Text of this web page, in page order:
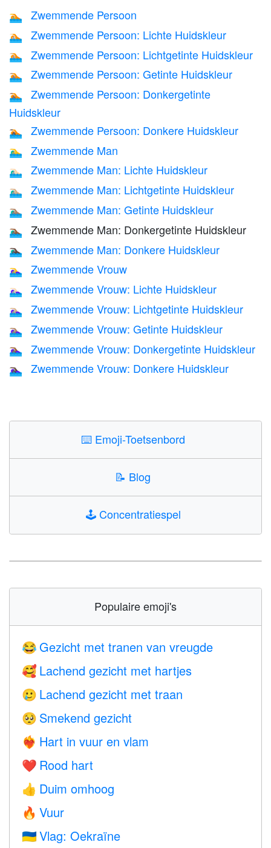
🏊 Zwemmende Persoon
🏊🏻 Zwemmende Persoon: Lichte Huidskleur
🏊🏼 Zwemmende Persoon: Lichtgetinte Huidskleur
🏊🏽 Zwemmende Persoon: Getinte Huidskleur
🏊🏾
Zwemmende Persoon: Donkergetinte
Huidskleur
🏊🏿 Zwemmende Persoon: Donkere Huidskleur
🏊‍♂️ Zwemmende Man
🏊🏻‍♂️ Zwemmende Man: Lichte Huidskleur
🏊🏼‍♂️ Zwemmende Man: Lichtgetinte Huidskleur
🏊🏽‍♂️ Zwemmende Man: Getinte Huidskleur
🏊🏾‍♂️ Zwemmende Man: Donkergetinte Huidskleur
🏊🏿‍♂️ Zwemmende Man: Donkere Huidskleur
🏊‍♀️ Zwemmende Vrouw
🏊🏻‍♀️ Zwemmende Vrouw: Lichte Huidskleur
🏊🏼‍♀️ Zwemmende Vrouw: Lichtgetinte Huidskleur
🏊🏽‍♀️ Zwemmende Vrouw: Getinte Huidskleur
🏊🏾‍♀️ Zwemmende Vrouw: Donkergetinte Huidskleur
🏊🏿‍♀️ Zwemmende Vrouw: Donkere Huidskleur
⌨️ Emoji-Toetsenbord
📝 Blog
🕹️Concentratiespel
Populaire emoji's
😂 Gezicht met tranen van vreugde
🥰 Lachend gezicht met hartjes
🥲 Lachend gezicht met traan
🥺 Smekend gezicht
❤️‍🔥 Hart in vuur en vlam
❤️ Rood hart
👍 Duim omhoog
🔥 Vuur
🇺🇦 Vlag: Oekraïne